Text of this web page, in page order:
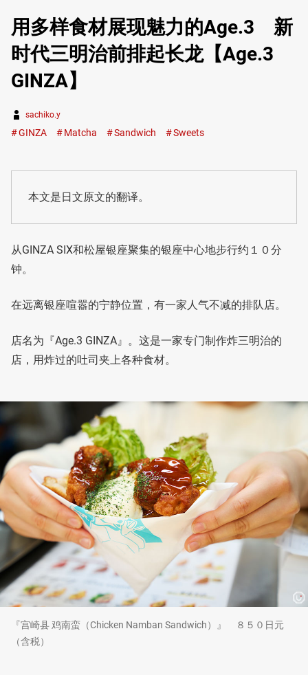
用多样食材展现魅力的Age.3 新
时代三明治前排起长龙【Age.3
GINZA】
sachiko.y
GINZA Matcha Sandwich Sweets
本文是日文原文的翻译。
从GINZA SIX和松屋银座聚集的银座中心地步行约１０分
钟。
在远离银座喧嚣的宁静位置，有一家人气不减的排队店。
店名为『Age.3 GINZA』。这是一家专门制作炸三明治的
店，用炸过的吐司夹上各种食材。
『宫崎县 鸡南蛮（Chicken Namban Sandwich）』 ８５０日元
（含税）